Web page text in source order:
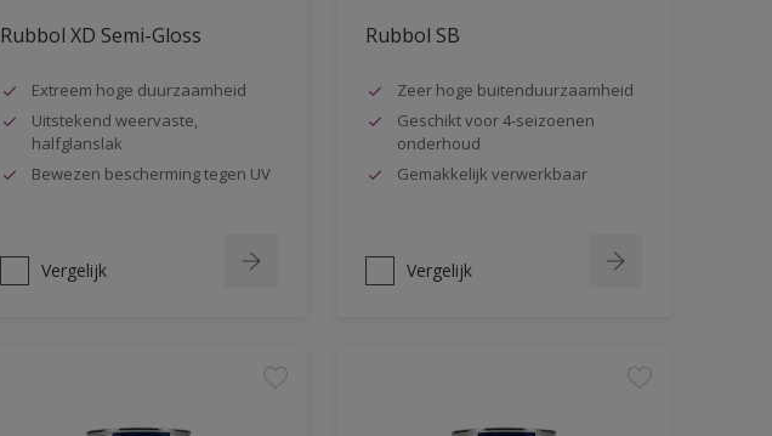
Rubbol XD Semi-Gloss
Extreem hoge duurzaamheid
Uitstekend weervaste,
halfglanslak
Bewezen bescherming tegen UV
Vergelijk
Rubbol SB
Zeer hoge buitenduurzaamheid
Geschikt voor 4-seizoenen
onderhoud
Gemakkelijk verwerkbaar
Vergelijk